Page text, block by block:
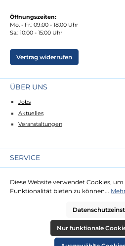
Öffnungszeiten:
Mo. - Fr.: 09:00 - 18:00 Uhr
Sa.: 10:00 - 15:00 Uhr
Vertrag widerrufen
ÜBER UNS
Jobs
Aktuelles
Veranstaltungen
SERVICE
Lieferung
Zahlung
RECHTLICHES
Diese Website verwendet Cookies,
Funktionalität bieten zu können...
Nur funktionale